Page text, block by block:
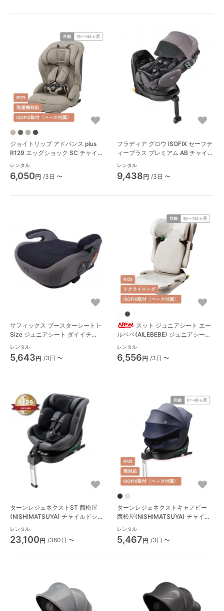
ジョイトリップ アドバンス plus
R129 エッグショック SC チャイル
ドシート コンビ(Combi)
レンタル
6,050円 /3日 〜
フラディア グロウ ISOFIX セーフテ
ィープラス プレミアム AB チャイ
ルドシート アップリカ(Aprica)
レンタル
9,438円 /3日 〜
サフィックス ブースターシート i-
Size ジュニアシート ダイイチ
(DAIICHI)
レンタル
5,643円 /3日 〜
スット ジュニアシート エー
ルベベ(AILEBEBE) ジュニアシート
エールベベ(AILBEBE)
レンタル
6,556円 /3日 〜
ターンレジェネクストST 西松屋
(NISHIMATSUYA) チャイルドシー
ト
レンタル
23,100円 /360日 〜
ターンレジェネクストキャノピー
西松屋(NISHIMATSUYA) チャイル
ドシート
レンタル
5,467円 /3日 〜